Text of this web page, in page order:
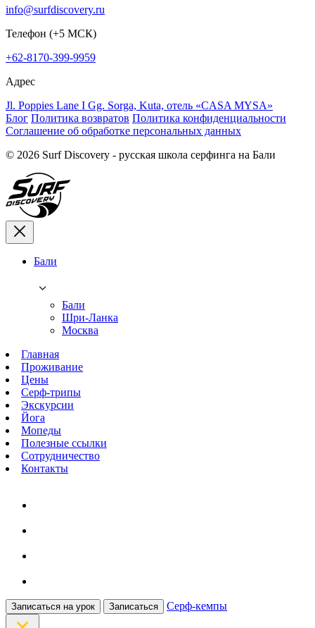
info@surfdiscovery.ru
Телефон (+5 МСК)
+62-8170-399-9959
Адрес
Jl. Poppies Lane I Gg. Sorga, Kuta, отель «CASA MYSA»
Блог Политика возвратов Политика конфиденциальности
Соглашение об обработке персональных данных
© 2026 Surf Discovery - русская школа серфинга на Бали
Бали
Бали
Шри-Ланка
Москва
Главная
Проживание
Цены
Серф-трипы
Экскурсии
Йога
Мопеды
Полезные ссылки
Сотрудничество
Контакты
Записаться на урок Записаться Серф-кемпы